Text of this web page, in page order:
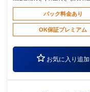
パック料金あり
OK保証プレミアム
お気に入り追加